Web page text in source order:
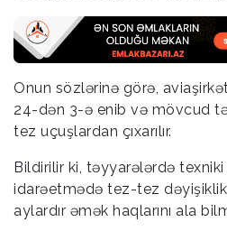
Onun sözlərinə görə,
24-dən 3-ə enib və mövcud
tez uçuşlardan çıxarılır.
Bildirilir ki, təyyarələrdə texniki
idarəetmədə tez-tez
aylardır əmək haqlarını ala